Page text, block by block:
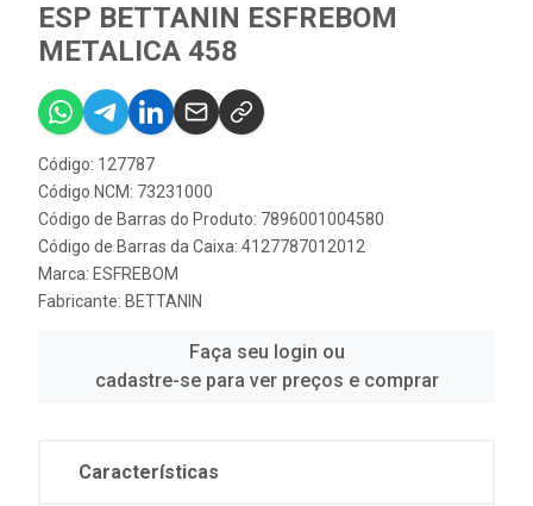
ESP BETTANIN ESFREBOM
METALICA 458
Código: 127787
Código NCM: 73231000
Código de Barras do Produto: 7896001004580
Código de Barras da Caixa: 4127787012012
Marca: ESFREBOM
Fabricante: BETTANIN
Faça seu login ou
cadastre-se para ver preços e comprar
Características